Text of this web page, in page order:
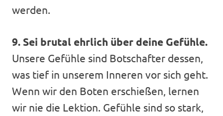
werden.
9. Sei brutal ehrlich über deine Gefühle.
Unsere Gefühle sind Botschafter dessen,
was tief in unserem Inneren vor sich geht.
Wenn wir den Boten erschießen, lernen
wir nie die Lektion. Gefühle sind so stark,